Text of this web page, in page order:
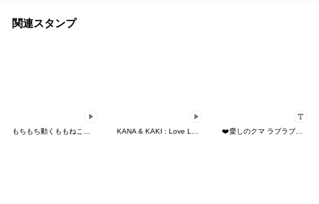
関連スタンプ
もちもち動くももねこちゃん17 KANA & KAKI : Love Love 13 ❤️愛しのクマ ラブラブカスタムはんこ❤️